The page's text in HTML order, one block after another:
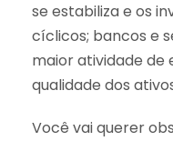
se estabiliza e os
cíclicos; bancos e
maior atividade de
qualidade dos
Você vai querer